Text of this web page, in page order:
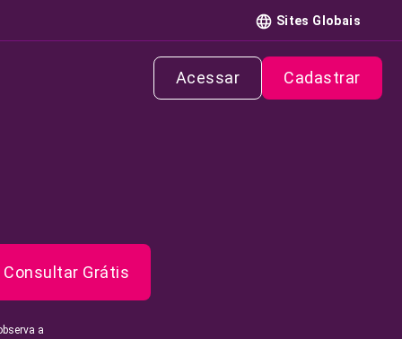
Sites Globais
Acessar Cadastrar
Consultar Grátis
a